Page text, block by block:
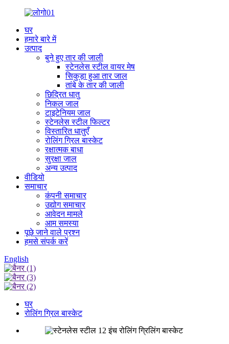
घर
हमारे बारे में
उत्पाद
बुने हुए तार की जाली
स्टेनलेस स्टील वायर मेष
सिकुड़ा हुआ तार जाल
तांबे के तार की जाली
छिद्रित धातु
निकल जाल
टाइटेनियम जाल
स्टेनलेस स्टील फिल्टर
विस्तारित धातुएँ
रोलिंग ग्रिल बास्केट
रक्षात्मक बाधा
सुरक्षा जाल
अन्य उत्पाद
वीडियो
समाचार
कंपनी समाचार
उद्योग समाचार
आवेदन मामले
आम समस्या
पूछे जाने वाले प्रश्न
हमसे संपर्क करें
English
घर
रोलिंग ग्रिल बास्केट